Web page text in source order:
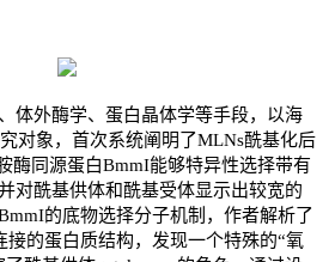
体外酶学、蛋白晶体学等手段，以海
对象，首次系统阐明了MLNs酰基化后
酶同源蛋白BmmI能够特异性选择带有
对酰基供体和酰基受体显示出较宽的
的底物选择分子机制，作者解析了
接的蛋白质结构，发现一个特殊的“氧